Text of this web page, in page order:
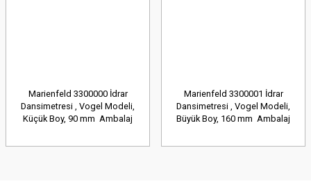
Marienfeld 3300000 İdrar
Dansimetresi , Vogel Modeli,
Küçük Boy, 90 mm Ambalaj
Marienfeld 3300001 İdrar
Dansimetresi , Vogel Modeli,
Büyük Boy, 160 mm Ambalaj